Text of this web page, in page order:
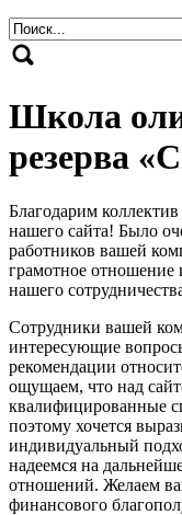
Школа
резерва
Благодарим
нашего сайта! Было
работников вашей
грамотное отношение
нашего
Сотрудники вашей
интересующие
рекомендации
ощущаем, что над
квалифицированные
поэтому хочется
индивидуальный
надеемся на
отношений. Желаем
финансового